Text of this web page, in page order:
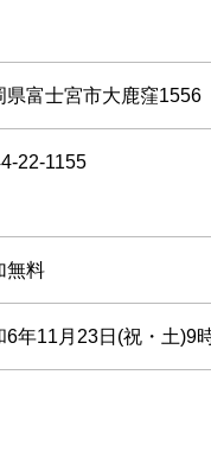
県富士宮市大鹿窪1556
22-1155
無料
6年11月23日(祝・土)9